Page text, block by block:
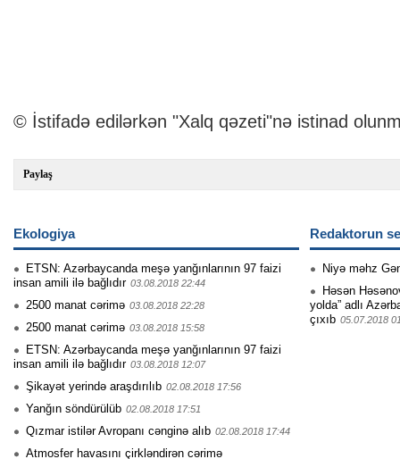
© İstifadə edilərkən "Xalq qəzeti"nə istinad
Paylaş
Ekologiya
ETSN: Azərbaycanda meşə yanğınlarının 97 faizi
insan amili ilə bağlıdır 03.08.2018 22:44
2500 manat cərimə 03.08.2018 22:28
2500 manat cərimə 03.08.2018 15:58
ETSN: Azərbaycanda meşə yan­ğınlarının 97 faizi
insa­n amili ilə bağlıdı­r 03.08.2018 12:07
Şikayət yerində araşdırılıb 02.08.2018 17:56
Yanğın söndürülüb 02.08.2018 17:51
Qızmar istilər Avropanı cənginə alıb 02.08.2018 17:44
Atmosfer havasını çirkləndirən cərimə
Redaktorun
Niyə məhz
Həsən
yolda” adlı
çıxıb 05.07.2018